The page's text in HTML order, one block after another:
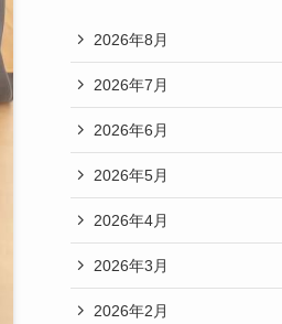
2026年8月
2026年7月
2026年6月
2026年5月
2026年4月
2026年3月
2026年2月